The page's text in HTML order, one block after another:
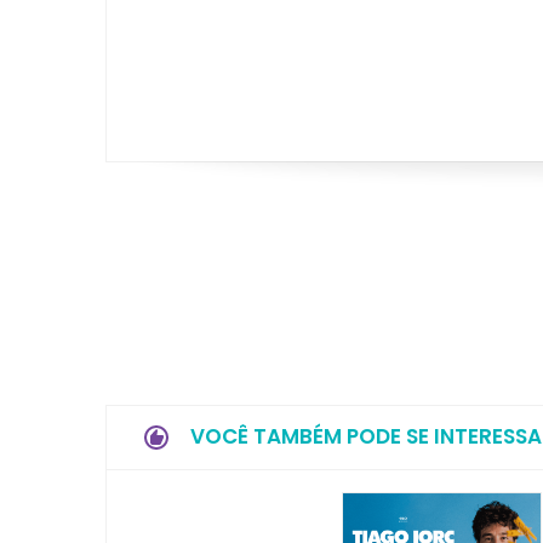
VOCÊ TAMBÉM PODE SE